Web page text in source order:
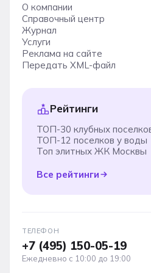
О компании
Справочный центр
Журнал
Услуги
Реклама на сайте
Передать XML-файл
Рейтинги
ТОП-30 клубных
ТОП-12 поселков у воды
Топ элитных ЖК Москвы
Все рейтинги
ТЕЛЕФОН
+7 (495) 150-05-19
Ежедневно с 10:00 до 19:00